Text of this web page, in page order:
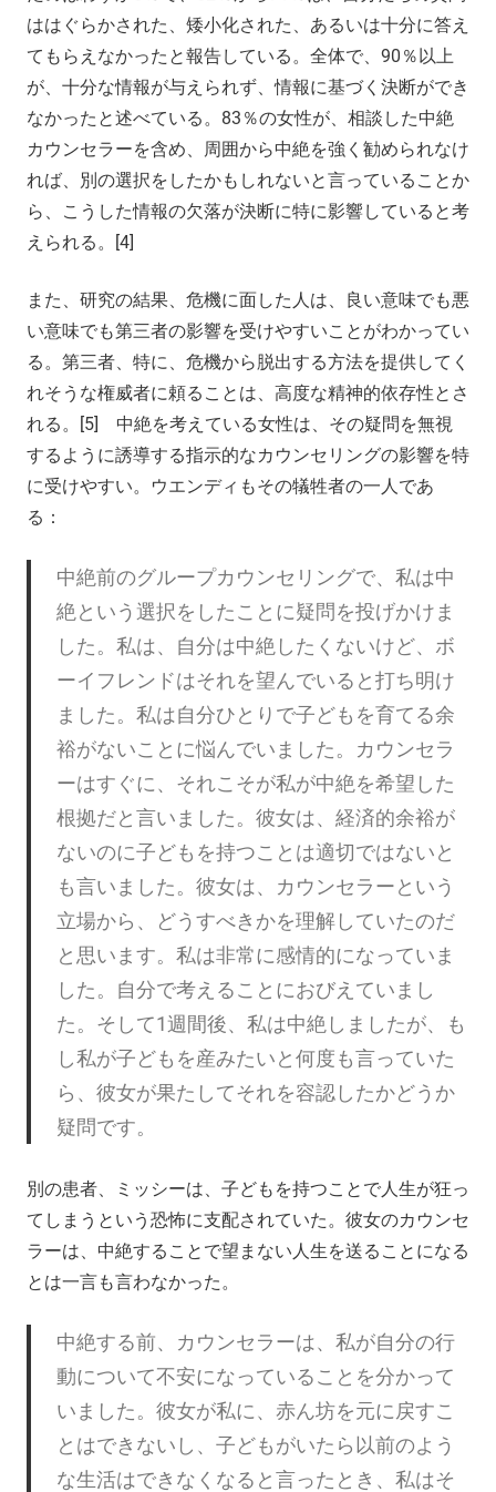
ははぐらかされた、矮小化された、あるいは十分に答え
てもらえなかったと報告している。全体で、90％以上
が、十分な情報が与えられず、情報に基づく決断ができ
なかったと述べている。83％の女性が、相談した中絶
カウンセラーを含め、周囲から中絶を強く勧められなけ
れば、別の選択をしたかもしれないと言っていることか
ら、こうした情報の欠落が決断に特に影響していると考
えられる。[4]
また、研究の結果、危機に面した人は、良い意味でも悪
い意味でも第三者の影響を受けやすいことがわかってい
る。第三者、特に、危機から脱出する方法を提供してく
れそうな権威者に頼ることは、高度な精神的依存性とさ
れる。[5] 中絶を考えている女性は、その疑問を無視
するように誘導する指示的なカウンセリングの影響を特
に受けやすい。ウエンディもその犠牲者の一人であ
る：
中絶前のグループカウンセリングで、私は中
絶という選択をしたことに疑問を投げかけま
した。私は、自分は中絶したくないけど、ボ
ーイフレンドはそれを望んでいると打ち明け
ました。私は自分ひとりで子どもを育てる余
裕がないことに悩んでいました。カウンセラ
ーはすぐに、それこそが私が中絶を希望した
根拠だと言いました。彼女は、経済的余裕が
ないのに子どもを持つことは適切ではないと
も言いました。彼女は、カウンセラーという
立場から、どうすべきかを理解していたのだ
と思います。私は非常に感情的になっていま
した。自分で考えることにおびえていまし
た。そして1週間後、私は中絶しましたが、も
し私が子どもを産みたいと何度も言っていた
ら、彼女が果たしてそれを容認したかどうか
疑問です。
別の患者、ミッシーは、子どもを持つことで人生が狂っ
てしまうという恐怖に支配されていた。彼女のカウンセ
ラーは、中絶することで望まない人生を送ることになる
とは一言も言わなかった。
中絶する前、カウンセラーは、私が自分の行
動について不安になっていることを分かって
いました。彼女が私に、赤ん坊を元に戻すこ
とはできないし、子どもがいたら以前のよう
な生活はできなくなると言ったとき、私はそ